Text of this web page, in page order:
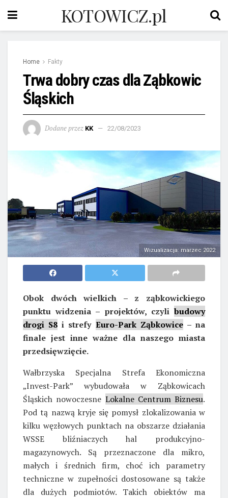
KOTOWICZ.pl
Home Fakty
Trwa dobry czas dla Ząbkowic
Śląskich
Dodane przez KK 22/08/2023
Wizualizacja: marzec 2022
Obok dwóch wielkich – z ząbkowickiego
punktu widzenia – projektów, czylibudowy
drogi S8 i strefy Euro-Park Ząbkowice– na
finale jest inne ważne dla naszego miasta
przedsięwzięcie.
Wałbrzyska Specjalna Strefa Ekonomiczna
„Invest-Park” wybudowała w Ząbkowicach
Śląskich nowoczesne Lokalne Centrum Biznesu.
Pod tą nazwą kryje się pomysł zlokalizowania w
kilku węzłowych punktach na obszarze działania
WSSE bliźniaczych hal produkcyjno-
magazynowych. Są przeznaczone dla mikro,
małych i średnich firm, choć ich parametry
techniczne w zupełności dostosowane są także
dla dużych podmiotów. Takich obiektów ma